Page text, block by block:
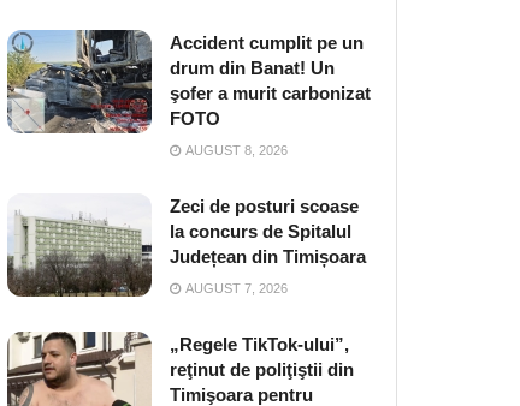
Accident cumplit pe un
drum din Banat! Un
şofer a murit carbonizat
FOTO
AUGUST 8, 2026
Zeci de posturi scoase
la concurs de Spitalul
Județean din Timișoara
AUGUST 7, 2026
„Regele TikTok-ului”,
reţinut de poliţiştii din
Timişoara pentru